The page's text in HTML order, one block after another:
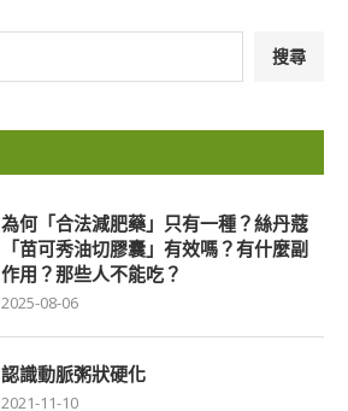
搜尋
為何「合法減肥藥」只有一種？絲丹蔻
「苗可秀油切膠囊」有效嗎？有什麼副
作用？那些人不能吃？
2025-08-06
認識動脈粥狀硬化
2021-11-10